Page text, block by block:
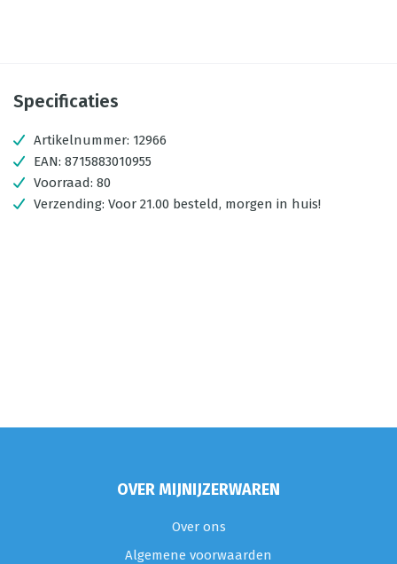
Specificaties
Artikelnummer: 12966
EAN: 8715883010955
Voorraad: 80
Verzending: Voor 21.00 besteld, morgen in huis!
OVER MIJNIJZERWAREN
Over ons
Algemene voorwaarden